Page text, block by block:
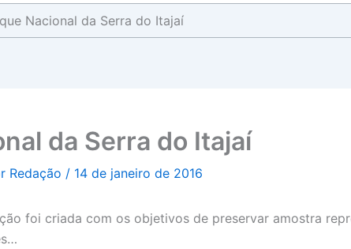
Nacional da Serra do Itajaí
da Serra do Itajaí
Redação / 14 de janeiro de 2016
foi criada com os objetivos de preservar amostra